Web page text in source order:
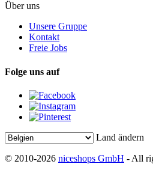
Über uns
Unsere Gruppe
Kontakt
Freie Jobs
Folge uns auf
Land ändern
© 2010-2026 niceshops GmbH - All